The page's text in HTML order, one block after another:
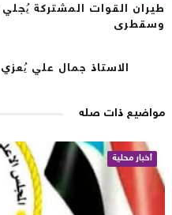
الاستاذ جمال علي يُعزي
ذات صله
أخبار محلية